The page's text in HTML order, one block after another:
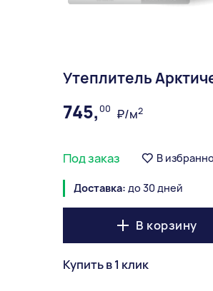
Утеплитель
745,00 ₽/м2
Под заказ В
Доставка: до 30 дней
В корзину
Купить в 1 клик